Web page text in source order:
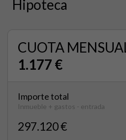
Hipoteca
CUOTA
1.177 €
Importe total
Inmueble + gastos - entrada
297.120 €